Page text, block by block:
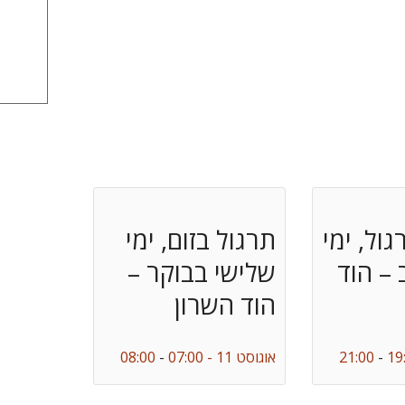
ימי
– הוד
-
21:00
תרגול בזום, ימי
שלישי בבוקר –
הוד השרון
אוגוסט 11 - 07:00 -
08:00